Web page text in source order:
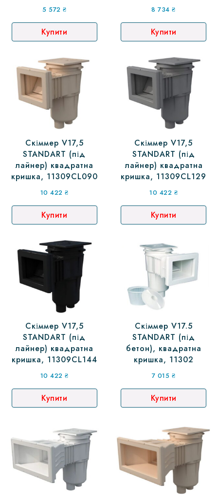
5 572₴
Купити
8 734₴
Купити
Скіммер V17,5
STANDART (під
лайнер) квадратна
кришка, 11309CL090
10 422₴
Купити
Скіммер V17,5
STANDART (під
лайнер) квадратна
кришка, 11309CL129
10 422 ₴
Купити
Скіммер V17,5
STANDART (під
лайнер) квадратна
кришка, 11309CL144
10 422₴
Купити
Скіммер V17.5
STANDART (під
бетон), квадратна
кришка, 11302
7 015 ₴
Купити